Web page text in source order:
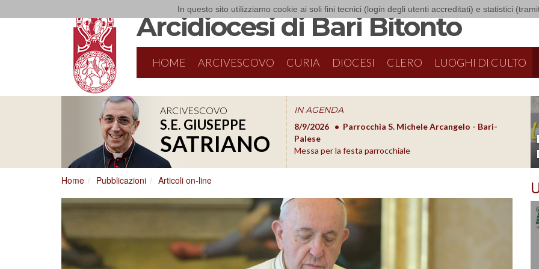
In questo sito utilizziamo cookie ai soli fini tecnici (login degli utenti accreditati) e statistici
Arcidiocesi di Bari Bitonto
HOME ARCIVESCOVO CURIA DIOCESI CLERO LUOGHI DI CULTO
ARCIVESCOVO
S.E. GIUSEPPE
SATRIANO
IN AGENDA
8/17/2026
Conversano
Conferenza Episcopale Pugliese
8/9/2026
Parrocchia S. Michele Arcangelo - Bari-
Palese
Messa per la festa parrocchiale
8/10/
Home Pubblicazioni Articoli on-line